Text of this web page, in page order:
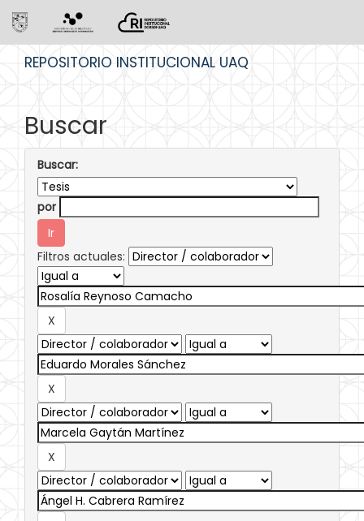
REPOSITORIO INSTITUCIONAL UAQ
Buscar
Buscar:
por
Filtros actuales: